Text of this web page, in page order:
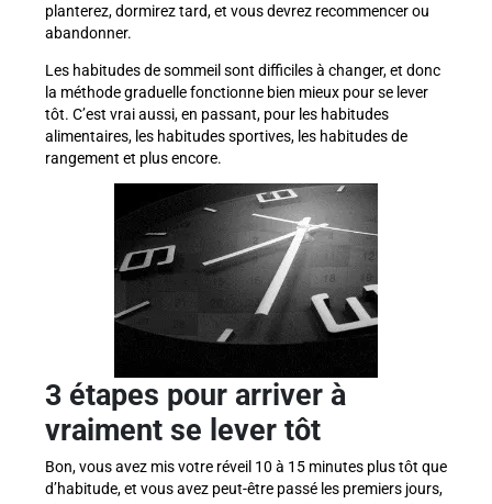
planterez, dormirez tard, et vous devrez recommencer ou
abandonner.
Les habitudes de sommeil sont difficiles à changer, et donc
la méthode graduelle fonctionne bien mieux pour se lever
tôt. C’est vrai aussi, en passant, pour les habitudes
alimentaires, les habitudes sportives, les habitudes de
rangement et plus encore.
3 étapes pour arriver à
vraiment se lever tôt
Bon, vous avez mis votre réveil 10 à 15 minutes plus tôt que
d’habitude, et vous avez peut-être passé les premiers jours,